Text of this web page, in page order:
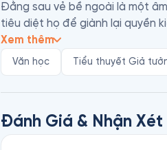
Đằng sau vẻ bề ngoài là một
tiêu diệt họ để giành lại quyền
nghiệt, nơi họ gặp người
Tác phẩm kết hợp yếu tố phiêu
ngẫm về tham vọng, số phận
Xem thêm
Văn học Tiểu thuyết Giả
Đánh Giá & Nhận Xét